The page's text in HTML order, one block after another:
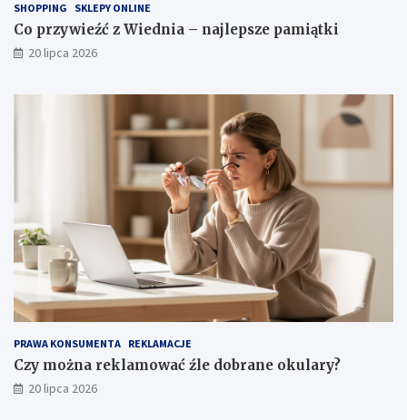
SHOPPING SKLEPY ONLINE
Co przywieźć z Wiednia – najlepsze pamiątki
20 lipca 2026
PRAWA KONSUMENTA REKLAMACJE
Czy można reklamować źle dobrane okulary?
20 lipca 2026